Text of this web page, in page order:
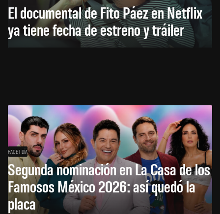
El documental de Fito Páez en Netflix
ya tiene fecha de estreno y tráiler
HACE 1 DÍA
Segunda nominación en La Casa de los
Famosos México 2026: así quedó la
placa